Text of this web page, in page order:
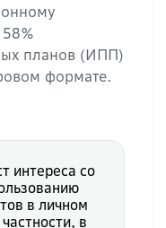
планов (ИПП)
формате.
интереса со
в личном
в